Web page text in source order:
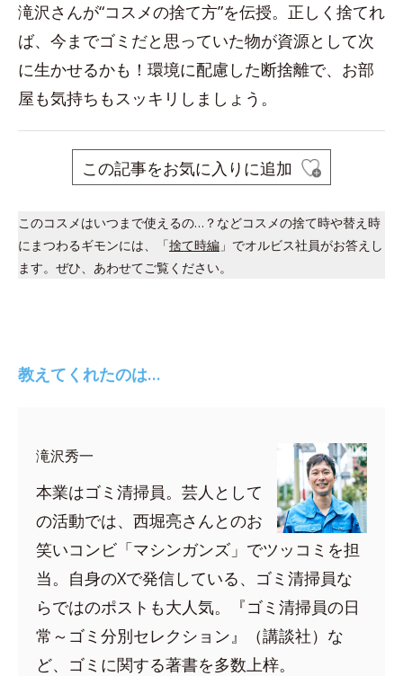
滝沢さんが“コスメの捨て方”を伝授。正しく捨てれ
ば、今までゴミだと思っていた物が資源として次
に生かせるかも！環境に配慮した断捨離で、お部
屋も気持ちもスッキリしましょう。
この記事をお気に入りに追加
このコスメはいつまで使えるの…？などコスメの捨て時や替え時
にまつわるギモンには、「捨て時編 」でオルビス社員がお答えし
ます。ぜひ、あわせてご覧ください。
教えてくれたのは…
滝沢秀一
本業はゴミ清掃員。芸人として
の活動では、西堀亮さんとのお
笑いコンビ「マシンガンズ」でツッコミを担
当。自身のXで発信している、ゴミ清掃員な
らではのポストも大人気。『ゴミ清掃員の日
常～ゴミ分別セレクション』（講談社）な
ど、ゴミに関する著書を多数上梓。